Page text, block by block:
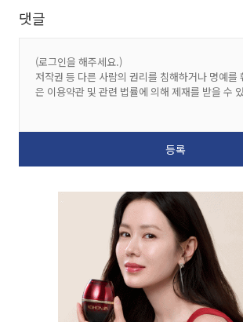
댓글